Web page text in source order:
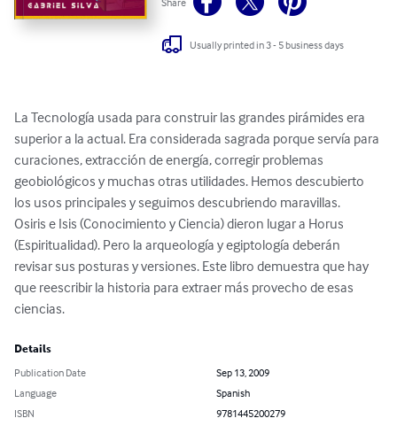
Usually printed in 3 - 5 business days
La Tecnología usada para construir las grandes pirámides era
superior a la actual. Era considerada sagrada porque servía para
curaciones, extracción de energía, corregir problemas
geobiológicos y muchas otras utilidades. Hemos descubierto
los usos principales y seguimos descubriendo maravillas.
Osiris e Isis (Conocimiento y Ciencia) dieron lugar a Horus
(Espiritualidad). Pero la arqueología y egiptología deberán
revisar sus posturas y versiones. Este libro demuestra que hay
que reescribir la historia para extraer más provecho de esas
ciencias.
Details
Publication Date
Sep 13, 2009
Language
Spanish
ISBN
9781445200279